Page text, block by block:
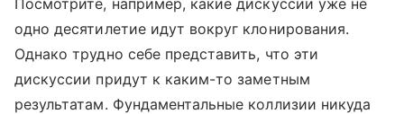
Посмотрите, например, какие дискуссии уже не
одно десятилетие идут вокруг клонирования.
Однако трудно себе представить, что эти
дискуссии придут к каким-то заметным
результатам. Фундаментальные коллизии никуда